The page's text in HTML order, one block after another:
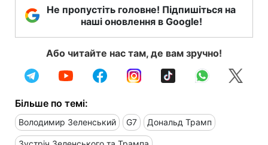
Не пропустіть головне! Підпишіться на
наші оновлення в Google!
Або читайте нас там, де вам зручно!
Більше по темі:
Володимир Зеленський G7 Дональд Трамп